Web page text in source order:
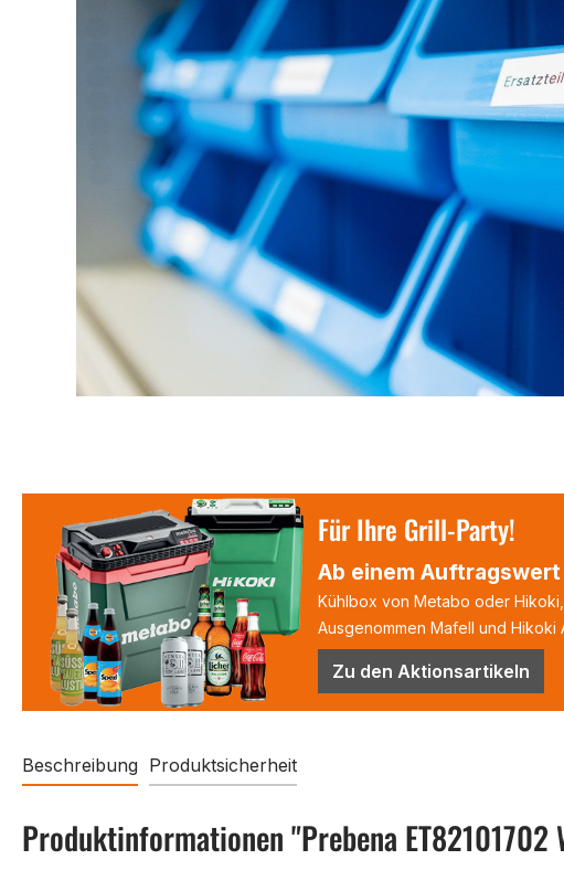
Für Ihre Grill-Party!
Ab einem
Kühlbox von Metabo oder
Ausgenommen Mafell und
Zu den Aktionsartikeln
Beschreibung Produktsicherheit
Produktinformationen "Prebena ET82101702